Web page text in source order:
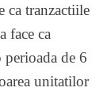
ca tranzactiile
face ca
de 6
unitatilor